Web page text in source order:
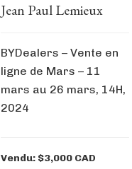
Jean Paul Lemieux
BYDealers – Vente en
ligne de Mars – 11
mars au 26 mars, 14H,
2024
Vendu: $3,000 CAD